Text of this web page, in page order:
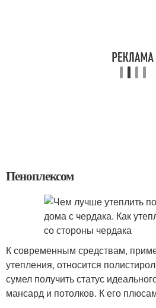
Пеноплексом
К современным средствам,
утепления, относится
сумел получить статус
мансард и потолков. К его